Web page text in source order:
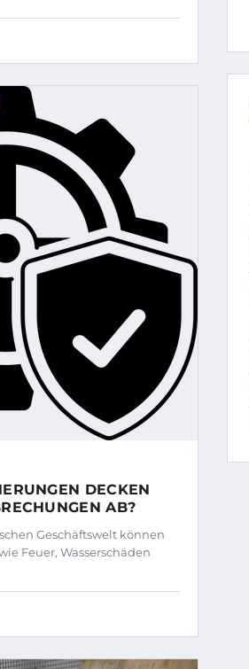
DECKEN
AB?
Geschäftswelt können
Feuer, Wasserschäden